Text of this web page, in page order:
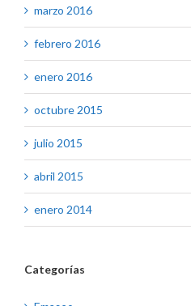
marzo 2016
febrero 2016
enero 2016
octubre 2015
julio 2015
abril 2015
enero 2014
Categorías